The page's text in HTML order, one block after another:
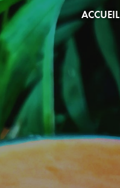
ACCUEIL